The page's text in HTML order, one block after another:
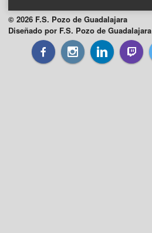
© 2026 F.S. Pozo de Guadalajara
Diseñado por F.S. Pozo de Guadalajara